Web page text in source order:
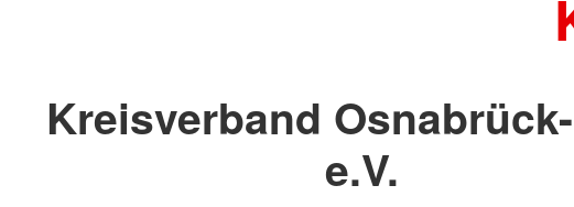
Kreisverband
e.V.